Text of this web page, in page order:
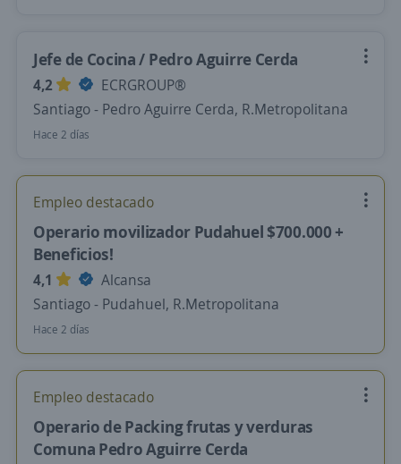
Jefe de Cocina / Pedro Aguirre Cerda
4,2
ECRGROUP®️
Santiago - Pedro Aguirre Cerda, R.Metropolitana
Hace 2 días
Empleo destacado
Operario movilizador Pudahuel $700.000 +
Beneficios!
4,1
Alcansa
Santiago - Pudahuel, R.Metropolitana
Hace 2 días
Empleo destacado
Operario de Packing frutas y verduras
Comuna Pedro Aguirre Cerda